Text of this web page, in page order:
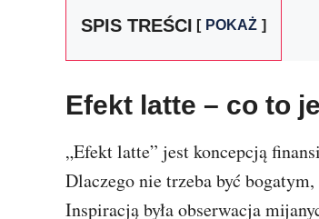
SPIS TREŚCI POKAŻ
Efekt latte – co to
„Efekt latte” jest koncepcją
Dlaczego nie trzeba być
Inspiracją była obserwacja